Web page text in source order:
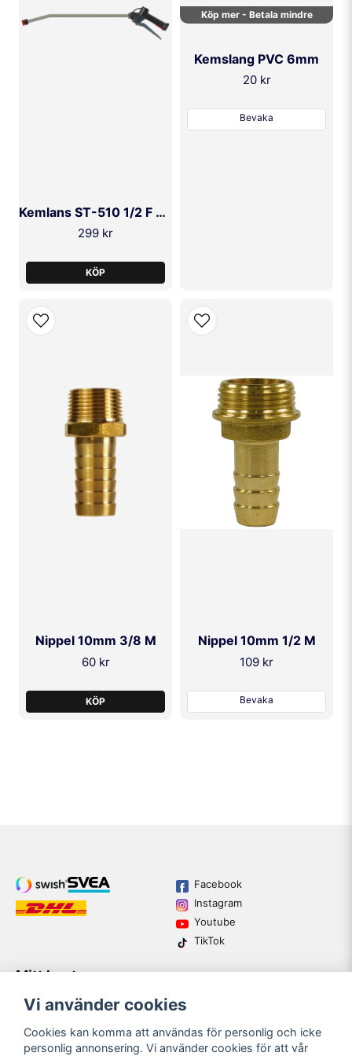
Kemlans ST-510 1/2 F 600mm
299 kr
KÖP
Köp mer - Betala mindre
Kemslang PVC 6mm
20 kr
Bevaka
Nippel 10mm 3/8 M
60 kr
KÖP
Nippel 10mm 1/2 M
109 kr
Bevaka
Facebook
Instagram
Youtube
TikTok
Mitt konto
Logga in
Glömt lösenord?
Kundtjänst
Guider
Vi använder cookies
Cookies kan komma att användas för personlig och icke
personlig annonsering. Vi använder cookies för att vår